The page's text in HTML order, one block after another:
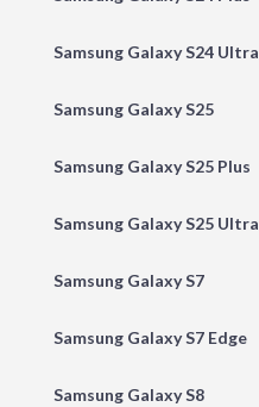
Samsung Galaxy S24 Ultra
Samsung Galaxy S25
Samsung Galaxy S25 Plus
Samsung Galaxy S25 Ultra
Samsung Galaxy S7
Samsung Galaxy S7 Edge
Samsung Galaxy S8